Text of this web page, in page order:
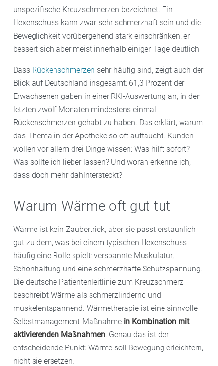
unspezifische Kreuzschmerzen bezeichnet. Ein
Hexenschuss kann zwar sehr schmerzhaft sein und die
Beweglichkeit vorübergehend stark einschränken, er
bessert sich aber meist innerhalb einiger Tage deutlich.
Dass Rückenschmerzen sehr häufig sind, zeigt auch der
Blick auf Deutschland insgesamt: 61,3 Prozent der
Erwachsenen gaben in einer RKI-Auswertung an, in den
letzten zwölf Monaten mindestens einmal
Rückenschmerzen gehabt zu haben. Das erklärt, warum
das Thema in der Apotheke so oft auftaucht. Kunden
wollen vor allem drei Dinge wissen: Was hilft sofort?
Was sollte ich lieber lassen? Und woran erkenne ich,
dass doch mehr dahintersteckt?
Warum Wärme oft gut tut
Wärme ist kein Zaubertrick, aber sie passt erstaunlich
gut zu dem, was bei einem typischen Hexenschuss
häufig eine Rolle spielt: verspannte Muskulatur,
Schonhaltung und eine schmerzhafte Schutzspannung.
Die deutsche Patientenleitlinie zum Kreuzschmerz
beschreibt Wärme als schmerzlindernd und
muskelentspannend. Wärmetherapie ist eine sinnvolle
Selbstmanagement-Maßnahme in Kombination mit
aktivierenden Maßnahmen. Genau das ist der
entscheidende Punkt: Wärme soll Bewegung erleichtern,
nicht sie ersetzen.